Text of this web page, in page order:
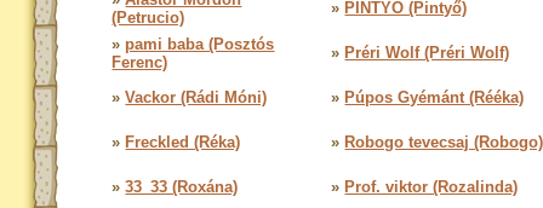
(Petrucio)
» PINTYŐ (Pintyő)
» pami baba (Posztós
Ferenc)
» Préri Wolf (Préri Wolf)
»Vackor (Rádi Móni) » Púpos Gyémánt (Rééka)
» Freckled (Réka) » Robogo tevecsaj (Robogo)
»33_33 (Roxána) » Prof. viktor (Rozalinda)